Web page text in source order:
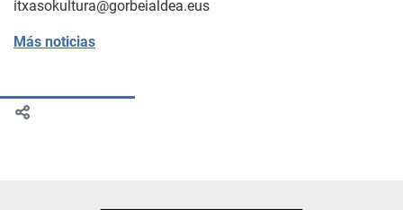
itxasokultura@gorbeialdea.eus
Más noticias